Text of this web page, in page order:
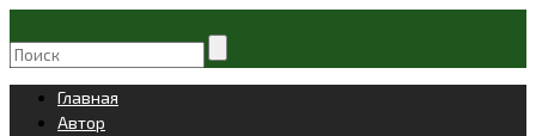
Главная
Автор